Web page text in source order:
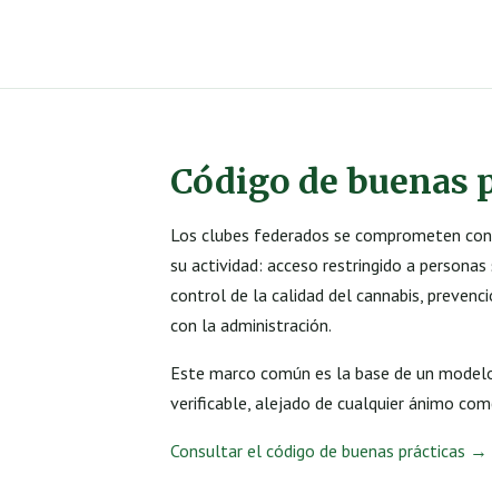
Código de buenas
Los clubes federados se comprometen
su actividad: acceso restringido a
control de la calidad del cannabis,
con la administración.
Este marco común es la base de un
verificable, alejado de cualquier ánimo
Consultar el código de buenas prácticas →